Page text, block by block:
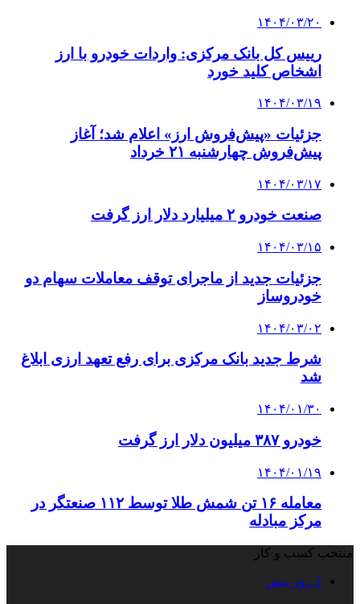
۱۴۰۴/۰۳/۲۰
رییس کل بانک مرکزی: واردات خودرو با ارز
اشخاص کلید خورد
۱۴۰۴/۰۳/۱۹
جزئیات «پیش‌فروش ارز» اعلام شد؛ آغاز
پیش‌فروش چهارشنبه ۲۱ خرداد
۱۴۰۴/۰۳/۱۷
صنعت خودرو ۲ میلیارد دلار ارز گرفت
۱۴۰۴/۰۳/۱۵
جزئیات جدید از ماجرای توقف معاملات سهام دو
خودروساز
۱۴۰۴/۰۳/۰۲
شرط جدید بانک مرکزی برای رفع تعهد ارزی ابلاغ
شد
۱۴۰۴/۰۱/۳۰
خودرو ۳۸۷ میلیون دلار ارز گرفت
۱۴۰۴/۰۱/۱۹
معامله ۱۶ تن شمش طلا توسط ۱۱۲ صنعتگر در
مرکز مبادله
منتخب کسب و کار
2 روز پیش